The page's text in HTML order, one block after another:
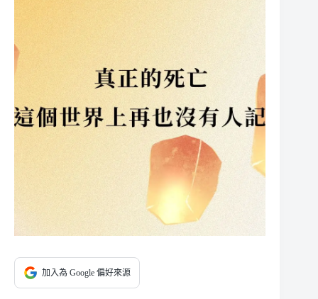
加入為 Google 偏好來源